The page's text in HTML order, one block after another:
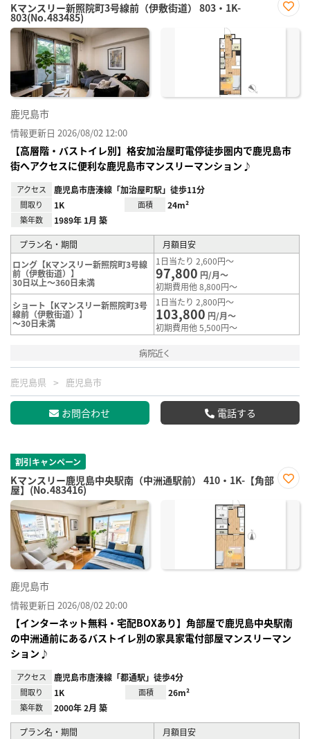
Kマンスリー新照院町3号線前（伊敷街道） 803・1K-
803(No.483485)
に入
鹿児島市
情報更新日 2026/08/02 12:00
【高層階・バストイレ別】格安加治屋町電停徒歩圏内で鹿児島市
街へアクセスに便利な鹿児島市マンスリーマンション♪
アクセス 鹿児島市唐湊線「加治屋町駅」徒歩11分
間取り 1K 面積 24m²
築年数 1989年 1月 築
プラン名・期間
月額目安
ロング【Kマンスリー新照院町3号線
前（伊敷街道）】
30日以上～360日未満
1日当たり 2,600円～
97,800 円/月～
初期費用他 8,800円～
ショート【Kマンスリー新照院町3号
線前（伊敷街道）】
～30日未満
1日当たり 2,800円～
103,800 円/月～
初期費用他 5,500円～
病院近く
鹿児島県 鹿児島市
お問合わせ 電話する
割引キャンペーン
Kマンスリー鹿児島中央駅南（中洲通駅前） 410・1K-【角部
屋】(No.483416)
に入
鹿児島市
情報更新日 2026/08/02 20:00
【インターネット無料・宅配BOXあり】角部屋で鹿児島中央駅南
の中洲通前にあるバストイレ別の家具家電付部屋マンスリーマン
ション♪
アクセス 鹿児島市唐湊線「都通駅」徒歩4分
間取り 1K 面積 26m²
築年数 2000年 2月 築
プラン名・期間
月額目安